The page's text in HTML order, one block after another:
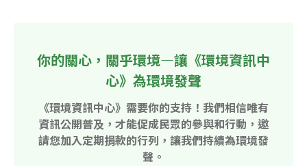
你的關心，關乎環境—讓《環境資訊中
心》為環境發聲
《環境資訊中心》需要你的支持！我們相信唯有
資訊公開普及，才能促成民眾的參與和行動，邀
請您加入定期捐款的行列，讓我們持續為環境發
聲。